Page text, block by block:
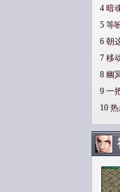
4 暗
5 等
6 朝
7 移
8 幽
9 一
10